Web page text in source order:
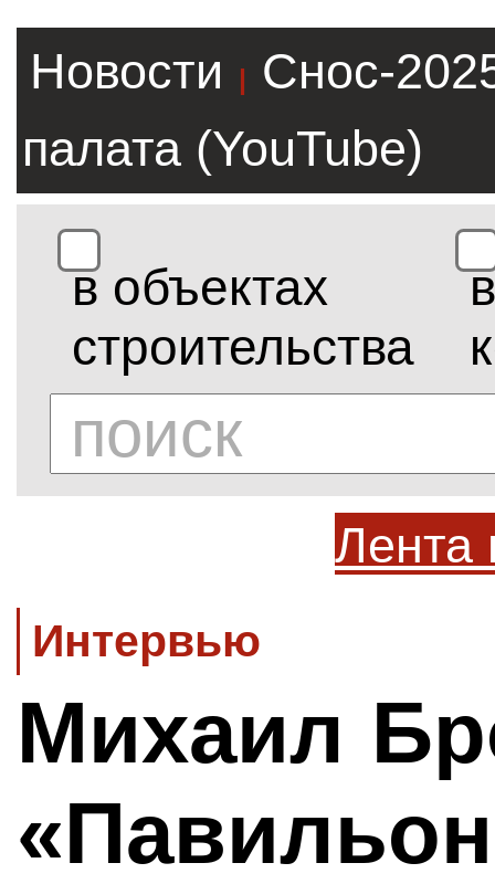
Новости |
Снос-
палата (YouTube)
в объектах
строительства
в
Лента
Интервью
Михаил